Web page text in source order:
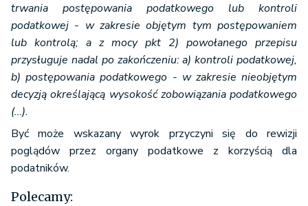
trwania postępowania podatkowego lub kontroli
podatkowej - w zakresie objętym tym postępowaniem
lub kontrolą; a z mocy pkt 2) powołanego przepisu
przysługuje nadal po zakończeniu: a) kontroli podatkowej,
b) postępowania podatkowego - w zakresie nieobjętym
decyzją określającą wysokość zobowiązania podatkowego
(…).
Być może wskazany wyrok przyczyni się do rewizji
poglądów przez organy podatkowe z korzyścią dla
podatników.
Polecamy: